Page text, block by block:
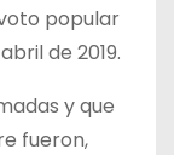
popular
de 2019.
y que
fueron,